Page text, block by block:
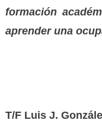
formación
aprender una
T/F Luis J.